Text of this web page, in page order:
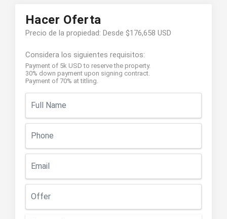
Hacer Oferta
Precio de la propiedad: Desde $176,658 USD
Considera los siguientes requisitos:
Payment of 5k USD to reserve the property.
30% down payment upon signing contract.
Payment of 70% at titling.